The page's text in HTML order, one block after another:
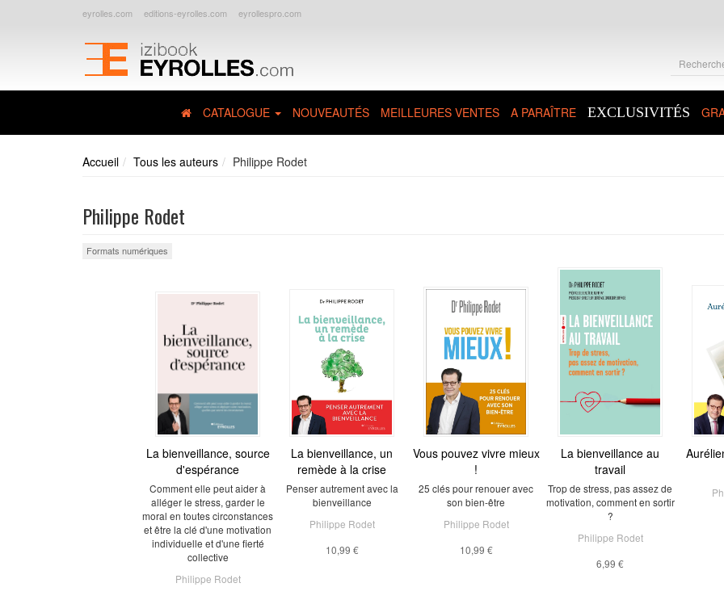
eyrolles.com editions-eyrolles.com eyrollespro.com
CATALOGUE NOUVEAUTÉS MEILLEURES VENTES A PARAÎTRE EXCLUSIVITÉS
Accueil Tous les auteurs Philippe Rodet
Philippe Rodet
Formats numériques
La bienveillance, source
d'espérance
Comment elle peut aider à
alléger le stress, garder le
moral en toutes circonstances
et être la clé d'une motivation
individuelle et d'une fierté
collective
Philippe Rodet
La bienveillance, un
remède à la crise
Penser autrement avec la
bienveillance
Philippe Rodet
10,99 €
Vous pouvez vivre mieux
!
25 clés pour renouer avec
son bien-être
Philippe Rodet
10,99 €
La bienveillance au
travail
Trop de stress, pas assez de
motivation, comment en sortir
?
Philippe Rodet
6,99 €